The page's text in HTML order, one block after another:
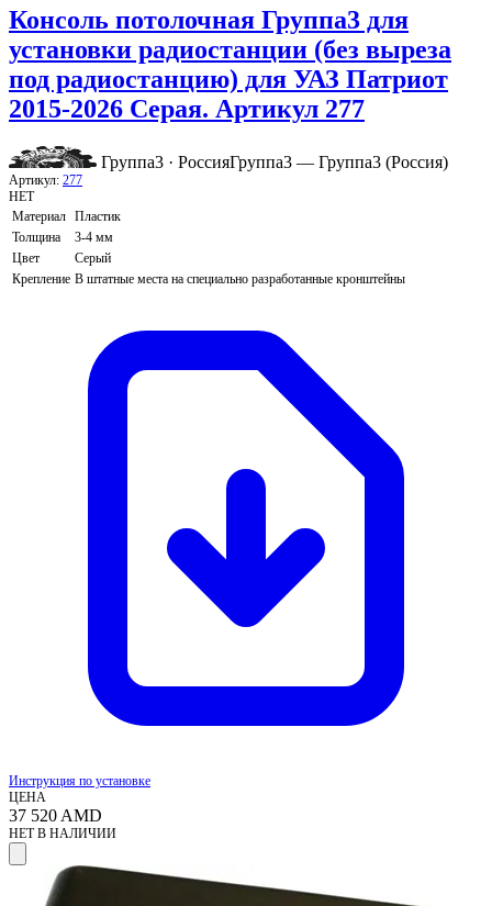
Консоль потолочная Группа3 для
установки радиостанции (без выреза
под радиостанцию) для УАЗ Патриот
2015-2026 Серая. Артикул 277
Группа3 · РоссияГруппа3 — Группа3 (Россия)
Артикул: 277
НЕТ
Материал Пластик
Толщина
3-4 мм
Цвет
Серый
Крепление В штатные места на специально разработанные кронштейны
Инструкция по установке
ЦЕНА
37 520 AMD
НЕТ В НАЛИЧИИ